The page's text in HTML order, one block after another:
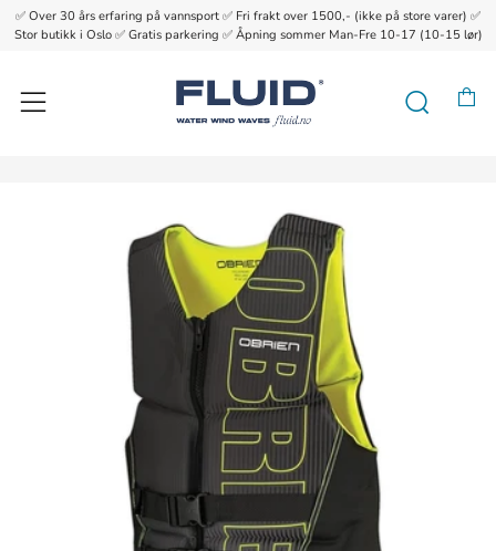
✅ Over 30 års erfaring på vannsport ✅ Fri frakt over 1500,- (ikke på store varer) ✅
Stor butikk i Oslo ✅ Gratis parkering ✅ Åpning sommer Man-Fre 10-17 (10-15 lør)
Meny Søk
{{currency}}{{discount}} undefined